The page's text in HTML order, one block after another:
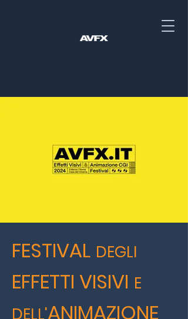
FESTIVAL DEGLI
EFFETTI VISIVI E
DELL'ANIMAZIONE